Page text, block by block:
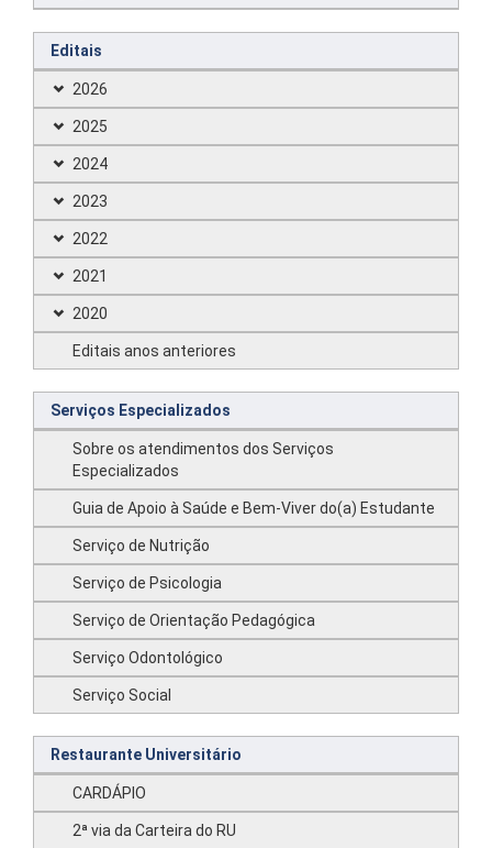
Editais
2026
2025
2024
2023
2022
2021
2020
Editais anos anteriores
Serviços Especializados
Sobre os atendimentos dos Serviços
Especializados
Guia de Apoio à Saúde e Bem-Viver do(a) Estudante
Serviço de Nutrição
Serviço de Psicologia
Serviço de Orientação Pedagógica
Serviço Odontológico
Serviço Social
Restaurante Universitário
CARDÁPIO
2ª via da Carteira do RU